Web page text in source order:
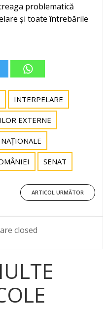
problematică
și toate întrebările
INTERPELARE
EXTERNE
SENAT
PostARTICOL URMĂTOR
closed